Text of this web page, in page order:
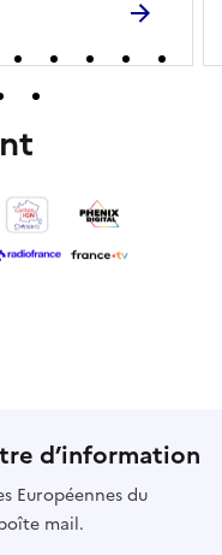
d’information
Européennes du
mail.